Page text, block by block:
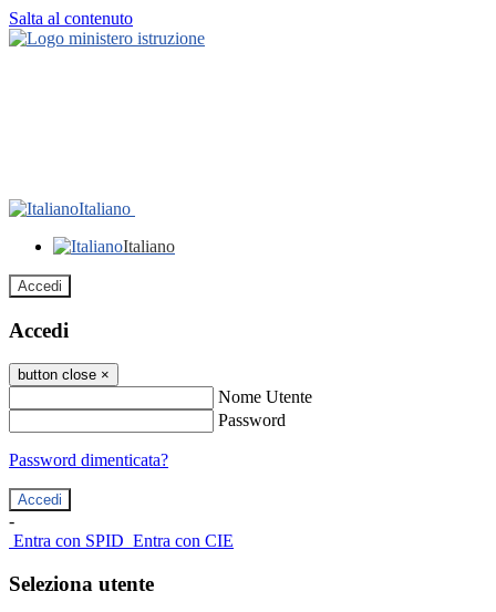
Salta al contenuto
Italiano
Italiano
Accedi
Accedi
button close ×
Nome Utente
Password
Password dimenticata?
-
Entra con SPID Entra con CIE
Seleziona utente